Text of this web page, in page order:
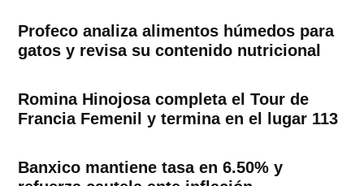
Profeco analiza alimentos húmedos para
gatos y revisa su contenido nutricional
Romina Hinojosa completa el Tour de
Francia Femenil y termina en el lugar 113
Banxico mantiene tasa en 6.50% y